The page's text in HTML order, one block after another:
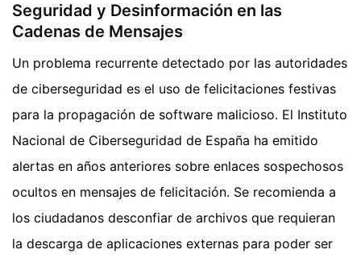
Seguridad y Desinformación en las
Cadenas de Mensajes
Un problema recurrente detectado por las autoridades
de ciberseguridad es el uso de felicitaciones festivas
para la propagación de software malicioso. El Instituto
Nacional de Ciberseguridad de España ha emitido
alertas en años anteriores sobre enlaces sospechosos
ocultos en mensajes de felicitación. Se recomienda a
los ciudadanos desconfiar de archivos que requieran
la descarga de aplicaciones externas para poder ser